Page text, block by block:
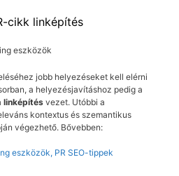
cikk linképítés
eszközök
jobb helyezéseket kell elérni
a helyezésjavításhoz pedig a
linképítés vezet. Utóbbi a
kontextus és szemantikus
végezhető. Bővebben:
eszközök, PR SEO-tippek